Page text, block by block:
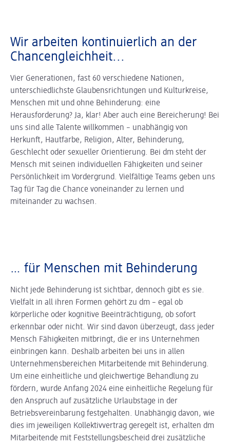
Wir arbeiten kontinuierlich an der
Chancengleichheit...
Vier Generationen, fast 60 verschiedene Nationen,
unterschiedlichste Glaubensrichtungen und Kulturkreise,
Menschen mit und ohne Behinderung: eine
Herausforderung? Ja, klar! Aber auch eine Bereicherung! Bei
uns sind alle Talente willkommen – unabhängig von
Herkunft, Hautfarbe, Religion, Alter, Behinderung,
Geschlecht oder sexueller Orientierung. Bei dm steht der
Mensch mit seinen individuellen Fähigkeiten und seiner
Persönlichkeit im Vordergrund. Vielfältige Teams geben uns
Tag für Tag die Chance voneinander zu lernen und
miteinander zu wachsen.
… für Menschen mit Behinderung
Nicht jede Behinderung ist sichtbar, dennoch gibt es sie.
Vielfalt in all ihren Formen gehört zu dm – egal ob
körperliche oder kognitive Beeinträchtigung, ob sofort
erkennbar oder nicht. Wir sind davon überzeugt, dass jeder
Mensch Fähigkeiten mitbringt, die er ins Unternehmen
einbringen kann. Deshalb arbeiten bei uns in allen
Unternehmensbereichen Mitarbeitende mit Behinderung.
Um eine einheitliche und gleichwertige Behandlung zu
fördern, wurde Anfang 2024 eine einheitliche Regelung für
den Anspruch auf zusätzliche Urlaubstage in der
Betriebsvereinbarung festgehalten. Unabhängig davon, wie
dies im jeweiligen Kollektivvertrag geregelt ist, erhalten dm
Mitarbeitende mit Feststellungsbescheid drei zusätzliche